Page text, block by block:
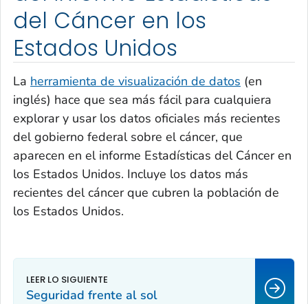
del Cáncer en los
Estados Unidos
La herramienta de visualización de datos (en
inglés) hace que sea más fácil para cualquiera
explorar y usar los datos oficiales más recientes
del gobierno federal sobre el cáncer, que
aparecen en el informe Estadísticas del Cáncer en
los Estados Unidos. Incluye los datos más
recientes del cáncer que cubren la población de
los Estados Unidos.
Seguridad frente al sol